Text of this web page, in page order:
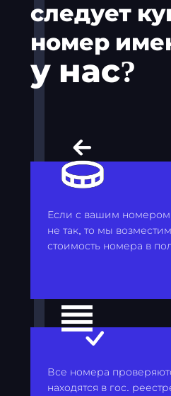
следует
номер
у нас?
Если с вашим номером
не так, то мы
стоимость номера в
Все номера
находятся в гос.